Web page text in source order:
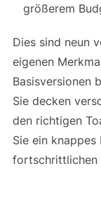
größerem
Dies sind neun
eigenen
Basisversionen
Sie decken
den richtigen
Sie ein
fortschrittlichen